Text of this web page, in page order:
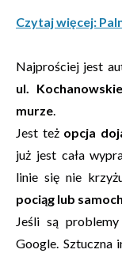
Czytaj więcej:
Najprościej jest
ul.
murze.
Jest też opcja
już jest cała
linie się nie
pociąg lub
Jeśli są
Google. Sztuczna